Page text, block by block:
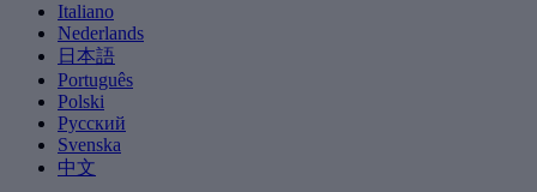
Italiano
Nederlands
日本語
Português
Polski
Русский
Svenska
中文